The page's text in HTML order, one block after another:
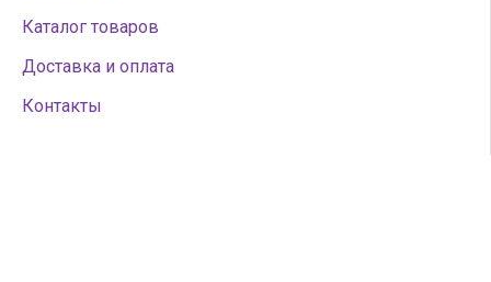
Каталог товаров
Доставка и оплата
Контакты